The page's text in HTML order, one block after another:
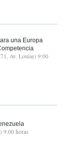
una Europa
Av. Louise) 9:00
9.00 horas